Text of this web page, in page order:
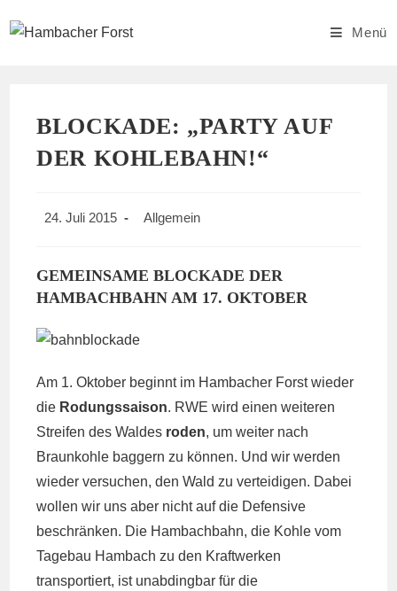
Inhalt
Menü
BLOCKADE: „PARTY AUF
DER KOHLEBAHN!“
Beitrag
24. Juli 2015
Beitrags-
Allgemein
GEMEINSAME BLOCKADE DER
HAMBACHBAHN AM 17. OKTOBER
Am 1. Oktober beginnt im Hambacher Forst wieder
die Rodungssaison. RWE wird einen weiteren
Streifen des Waldes roden, um weiter nach
Braunkohle baggern zu können. Und wir werden
wieder versuchen, den Wald zu verteidigen. Dabei
wollen wir uns aber nicht auf die Defensive
beschränken. Die Hambachbahn, die Kohle vom
Tagebau Hambach zu den Kraftwerken
transportiert, ist unabdingbar für die